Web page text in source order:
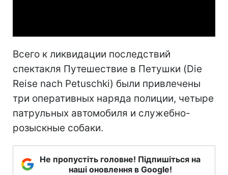
Всего к ликвидации последствий
спектакля Путешествие в Петушки (Die
Reise nach Petuschki) были привлечены
три оперативных наряда полиции, четыре
патрульных автомобиля и служебно-
розыскные собаки.
Не пропустіть головне! Підпишіться на
наші оновлення в Google!